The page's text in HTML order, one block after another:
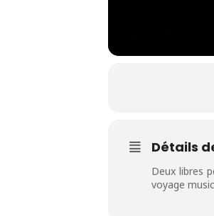
Détails
Deux libres
voyage